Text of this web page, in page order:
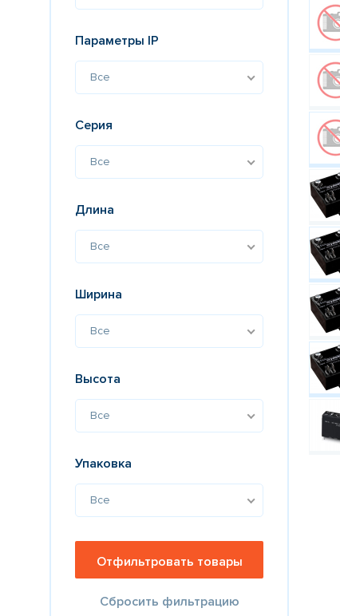
Параметры IP
Все
Серия
Все
Длина
Все
Ширина
Все
Высота
Все
Упаковка
Все
Сбросить фильтрацию